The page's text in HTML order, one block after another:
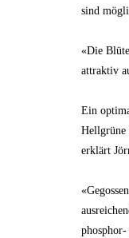
sind
«Die
attraktiv
Ein
Hellgrüne
erklärt